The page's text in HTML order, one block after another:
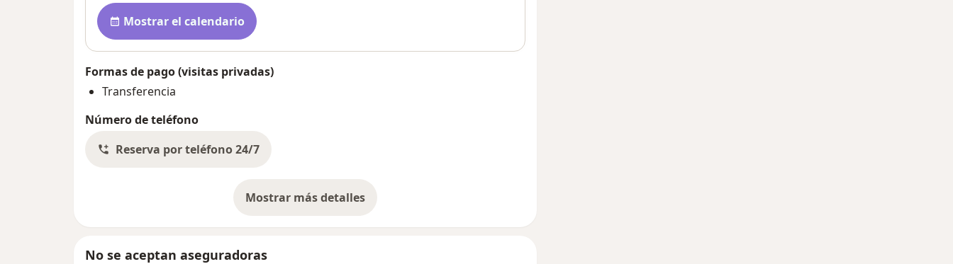
Disponibilidad
Mostrar el calendario
Formas de pago (visitas privadas)
Transferencia
Número de teléfono
Reserva por teléfono 24/7
Mostrar más detalles
sobre la dirección
No se aceptan aseguradoras